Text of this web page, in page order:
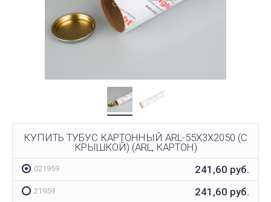
КУПИТЬ ТУБУС КАРТОННЫЙ ARL-55Х3Х2050 (С
КРЫШКОЙ) (ARL, КАРТОН)
021959 241,60 руб.
21959 241,60 руб.